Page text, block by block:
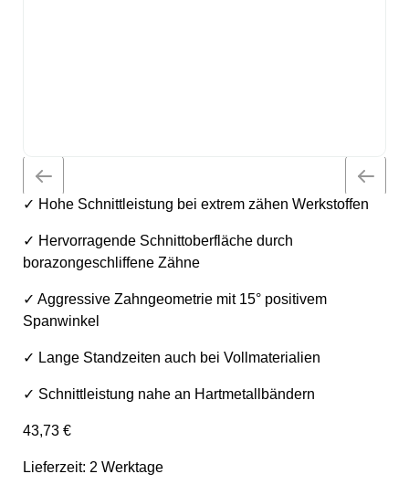
✓ Hohe Schnittleistung bei extrem zähen Werkstoffen
✓ Hervorragende Schnittoberfläche durch
borazongeschliffene Zähne
✓ Aggressive Zahngeometrie mit 15° positivem
Spanwinkel
✓ Lange Standzeiten auch bei Vollmaterialien
✓ Schnittleistung nahe an Hartmetallbändern
43,73 €
Lieferzeit: 2 Werktage